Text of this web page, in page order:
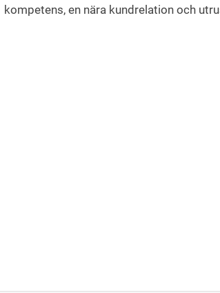
kompetens, en nära kundrelation och